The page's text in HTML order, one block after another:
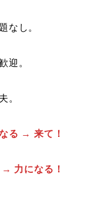
なし。
迎。
。
る → 来て！
力になる！